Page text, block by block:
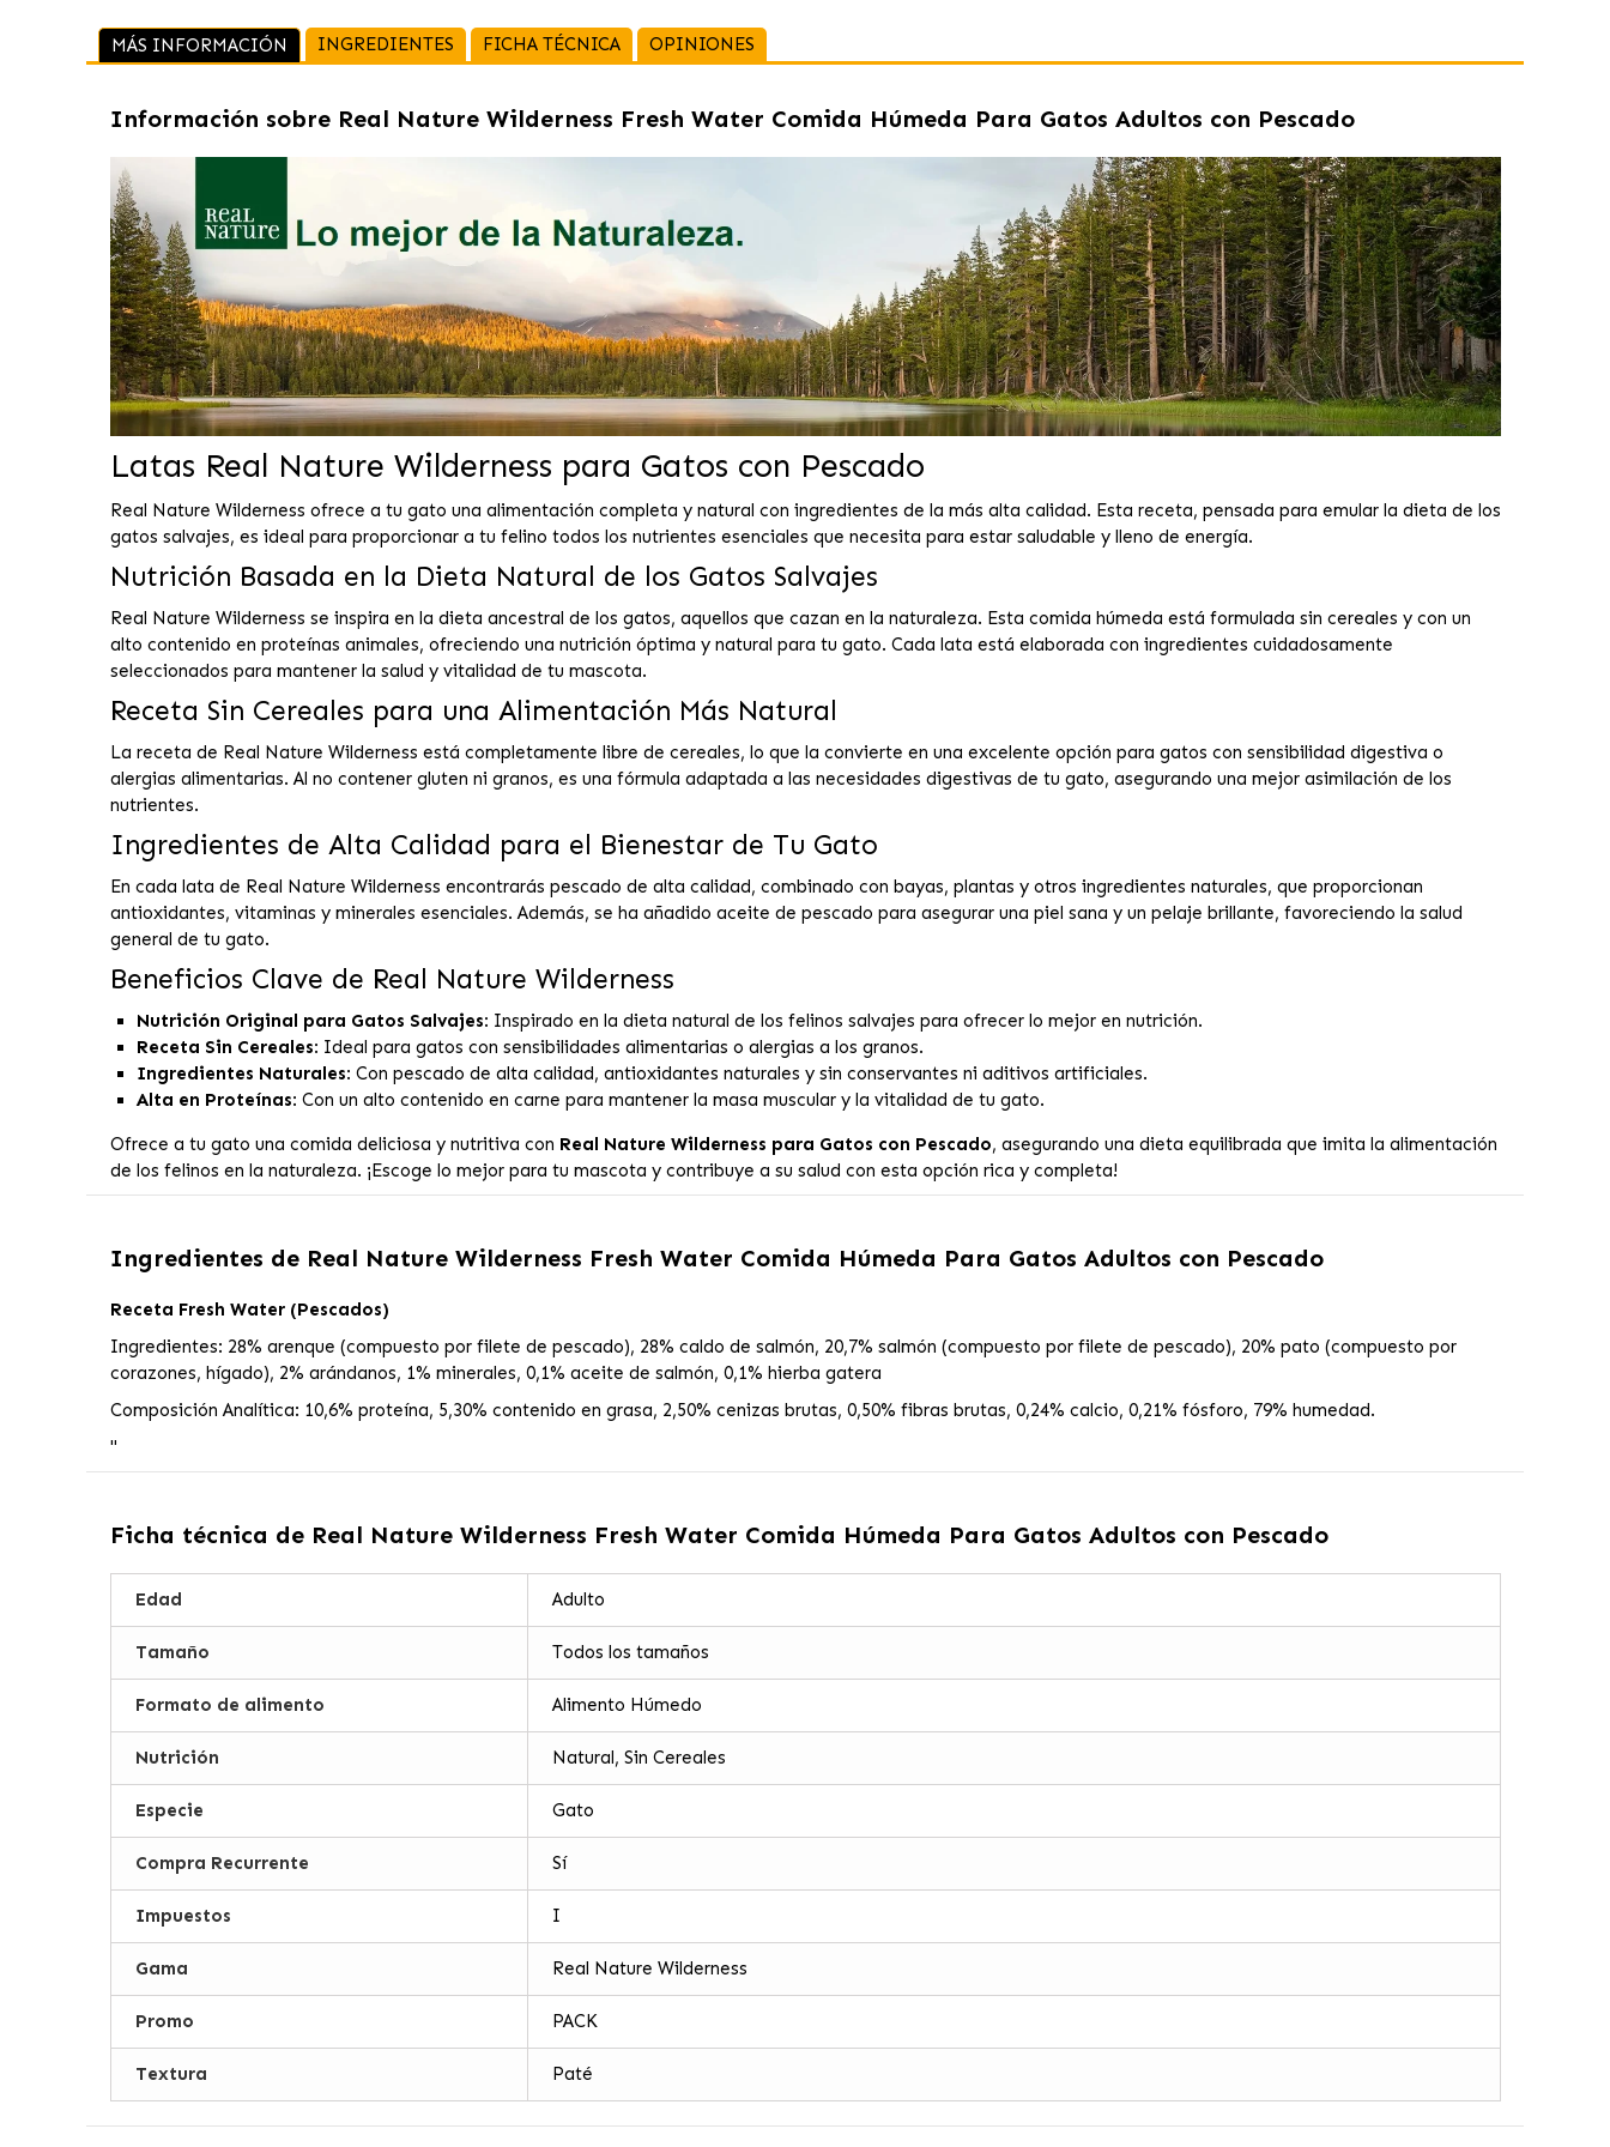
MÁS INFORMACIÓN INGREDIENTES FICHA TÉCNICA OPINIONES
Información sobre Real Nature Wilderness Fresh Water Comida Húmeda Para Gatos Adultos con Pescado
Latas Real Nature Wilderness para Gatos con Pescado
Real Nature Wilderness ofrece a tu gato una alimentación completa y natural con ingredientes de la más alta calidad. Esta receta, pensada para emular la dieta de los
gatos salvajes, es ideal para proporcionar a tu felino todos los nutrientes esenciales que necesita para estar saludable y lleno de energía.
Nutrición Basada en la Dieta Natural de los Gatos Salvajes
Real Nature Wilderness se inspira en la dieta ancestral de los gatos, aquellos que cazan en la naturaleza. Esta comida húmeda está formulada sin cereales y con un
alto contenido en proteínas animales, ofreciendo una nutrición óptima y natural para tu gato. Cada lata está elaborada con ingredientes cuidadosamente
seleccionados para mantener la salud y vitalidad de tu mascota.
Receta Sin Cereales para una Alimentación Más Natural
La receta de Real Nature Wilderness está completamente libre de cereales, lo que la convierte en una excelente opción para gatos con sensibilidad digestiva o
alergias alimentarias. Al no contener gluten ni granos, es una fórmula adaptada a las necesidades digestivas de tu gato, asegurando una mejor asimilación de los
nutrientes.
Ingredientes de Alta Calidad para el Bienestar de Tu Gato
En cada lata de Real Nature Wilderness encontrarás pescado de alta calidad, combinado con bayas, plantas y otros ingredientes naturales, que proporcionan
antioxidantes, vitaminas y minerales esenciales. Además, se ha añadido aceite de pescado para asegurar una piel sana y un pelaje brillante, favoreciendo la salud
general de tu gato.
Beneficios Clave de Real Nature Wilderness
Nutrición Original para Gatos Salvajes: Inspirado en la dieta natural de los felinos salvajes para ofrecer lo mejor en nutrición.
Receta Sin Cereales: Ideal para gatos con sensibilidades alimentarias o alergias a los granos.
Ingredientes Naturales: Con pescado de alta calidad, antioxidantes naturales y sin conservantes ni aditivos artificiales.
Alta en Proteínas: Con un alto contenido en carne para mantener la masa muscular y la vitalidad de tu gato.
Ofrece a tu gato una comida deliciosa y nutritiva con Real Nature Wilderness para Gatos con Pescado, asegurando una dieta equilibrada que imita la alimentación
de los felinos en la naturaleza. ¡Escoge lo mejor para tu mascota y contribuye a su salud con esta opción rica y completa!
Ingredientes de Real Nature Wilderness Fresh Water Comida Húmeda Para Gatos Adultos con Pescado
Receta Fresh Water (Pescados)
Ingredientes: 28% arenque (compuesto por filete de pescado), 28% caldo de salmón, 20,7% salmón (compuesto por filete de pescado), 20% pato (compuesto por
corazones, hígado), 2% arándanos, 1% minerales, 0,1% aceite de salmón, 0,1% hierba gatera
Composición Analítica: 10,6% proteína, 5,30% contenido en grasa, 2,50% cenizas brutas, 0,50% fibras brutas, 0,24% calcio, 0,21% fósforo, 79% humedad.
"
Ficha técnica de Real Nature Wilderness Fresh Water Comida Húmeda Para Gatos Adultos con Pescado
Edad Adulto
Tamaño Todos los tamaños
Formato de alimento Alimento Húmedo
Nutrición Natural, Sin Cereales
Especie Gato
Compra Recurrente Sí
Impuestos I
Gama Real Nature Wilderness
Promo PACK
Textura Paté